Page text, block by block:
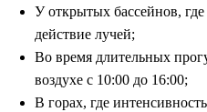
У открытых бассейнов,
действие лучей;
Во время длительных
воздухе с 10:00 до 16:00;
В горах, где